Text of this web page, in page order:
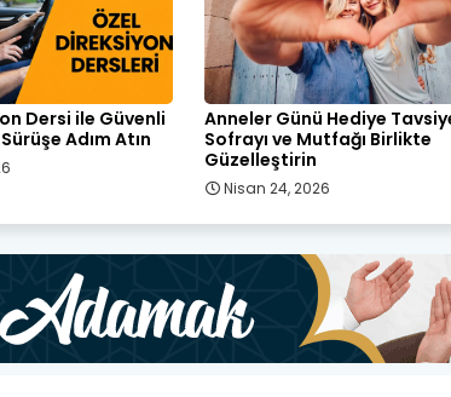
Dersi ile Güvenli
Adım Atın
Anneler Günü Hediye
Sofrayı ve Mutfağı Birlikte
Güzelleştirin
Nisan 24, 2026